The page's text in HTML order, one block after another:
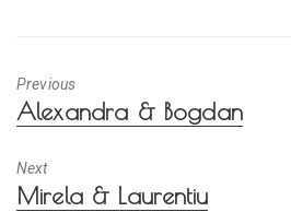
Previous
Previous
Alexandra & Bogdan
Next
Next
Mirela & Laurentiu